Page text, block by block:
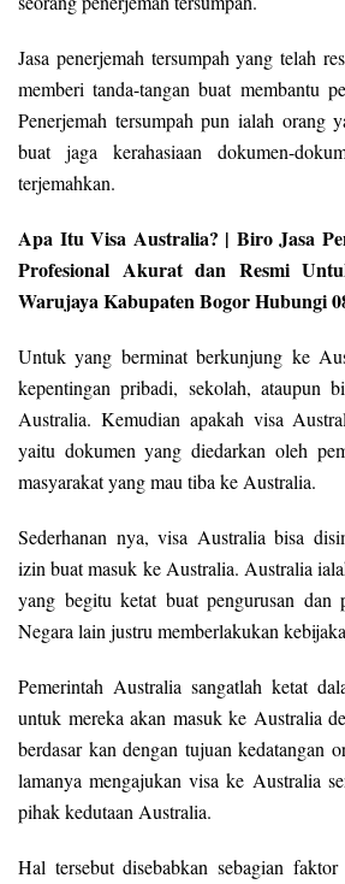
Jasa penerjemah tersumpah yang telah
memberi tanda-tangan buat membantu
Penerjemah tersumpah pun ialah orang
buat jaga kerahasiaan dokumen-
terjemahkan.
Apa Itu Visa Australia? | Biro Jasa
Profesional Akurat dan Resmi
Warujaya Kabupaten Bogor Hubungi
Untuk yang berminat berkunjung ke
kepentingan pribadi, sekolah, ataupun
Australia. Kemudian apakah visa
yaitu dokumen yang diedarkan oleh
masyarakat yang mau tiba ke Australia.
Sederhanan nya, visa Australia bisa
izin buat masuk ke Australia. Australia
yang begitu ketat buat pengurusan dan
Negara lain justru memberlakukan
Pemerintah Australia sangatlah ketat
untuk mereka akan masuk ke Australia
berdasar kan dengan tujuan kedatangan
lamanya mengajukan visa ke Australia
pihak kedutaan Australia.
Hal tersebut disebabkan sebagian